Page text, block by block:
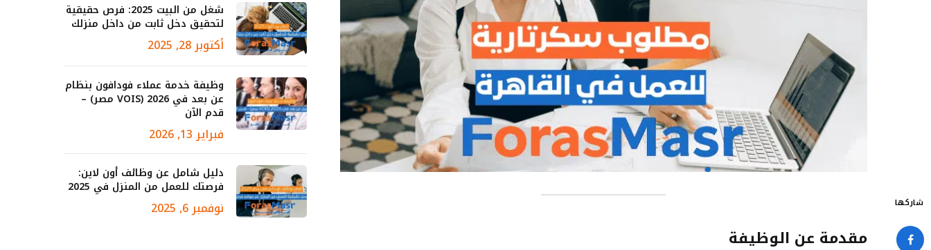
شاركها
مقدمة عن الوظيفة
شغل من البيت 2025: فرص حقيقية
لتحقيق دخل ثابت من داخل منزلك
أكتوبر 28, 2025
وظيفة خدمة عملاء فودافون بنظام
عن بعد في 2026 (VOIS مصر) –
قدم الآن
فبراير 13, 2026
دليل شامل عن وظائف أون لاين:
فرصتك للعمل من المنزل في 2025
نوفمبر 6, 2025